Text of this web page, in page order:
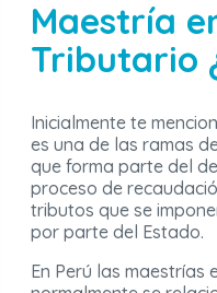
Maestría
Tributario
Inicialmente te
es una de las ramas
que forma parte del
proceso de
tributos que se
por parte del Estado.
En Perú las maestrías